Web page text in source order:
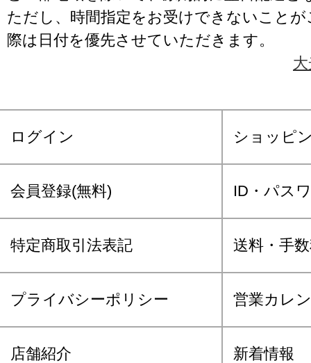
ただし、時間指定をお受けできないこと
際は日付を優先させていただきます。
ログイン ショッピ
会員登録(無料) ID・パス
特定商取引法表記 送料・手
プライバシーポリシー 営業カレ
店舗紹介 新着情報